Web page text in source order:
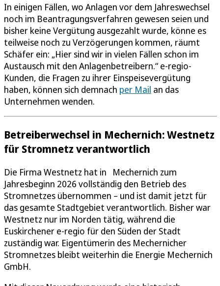
In einigen Fällen, wo Anlagen vor dem Jahreswechsel
noch im Beantragungsverfahren gewesen seien und
bisher keine Vergütung ausgezahlt wurde, könne es
teilweise noch zu Verzögerungen kommen, räumt
Schäfer ein: „Hier sind wir in vielen Fällen schon im
Austausch mit den Anlagenbetreibern.“ e-regio-
Kunden, die Fragen zu ihrer Einspeisevergütung
haben, können sich demnach per Mail an das
Unternehmen wenden.
Betreiberwechsel in Mechernich: Westnetz
für Stromnetz verantwortlich
Die Firma Westnetz hat in Mechernich zum
Jahresbeginn 2026 vollständig den Betrieb des
Stromnetzes übernommen – und ist damit jetzt für
das gesamte Stadtgebiet verantwortlich. Bisher war
Westnetz nur im Norden tätig, während die
Euskirchener e-regio für den Süden der Stadt
zuständig war. Eigentümerin des Mechernicher
Stromnetzes bleibt weiterhin die Energie Mechernich
GmbH.